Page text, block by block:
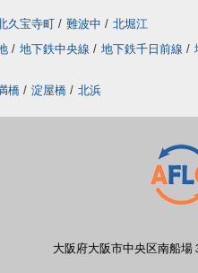
久宝寺町 / 難波中 / 北堀江
/ 地下鉄中央線 / 地下鉄千日前線 /
橋 / 淀屋橋 / 北浜
大阪府大阪市中央区南船